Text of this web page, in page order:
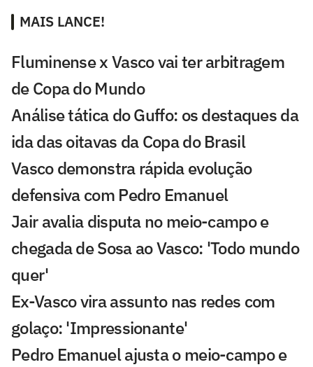
MAIS LANCE!
Fluminense x Vasco vai ter arbitragem
de Copa do Mundo
Análise tática do Guffo: os destaques da
ida das oitavas da Copa do Brasil
Vasco demonstra rápida evolução
defensiva com Pedro Emanuel
Jair avalia disputa no meio-campo e
chegada de Sosa ao Vasco: 'Todo mundo
quer'
Ex-Vasco vira assunto nas redes com
golaço: 'Impressionante'
Pedro Emanuel ajusta o meio-campo e